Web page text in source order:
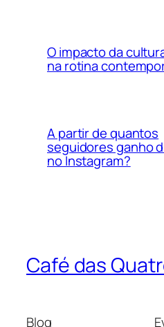
O impacto da
na rotina
A partir de quantos
seguidores ganho
no Instagram?
Café das
Blog